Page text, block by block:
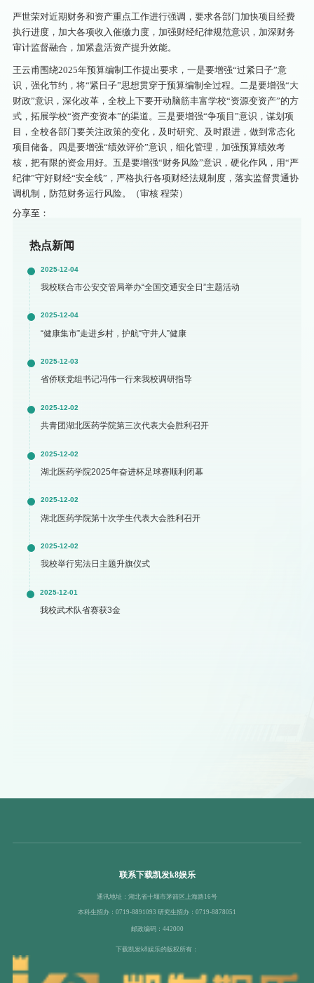
严世荣对近期财务和资产重点工作进行强调，要求各部门加快项目经费
执行进度，加大各项收入催缴力度，加强财经纪律规范意识，加深财务
审计监督融合，加紧盘活资产提升效能。
王云甫围绕2025年预算编制工作提出要求，一是要增强“过紧日子”意
识，强化节约，将“紧日子”思想贯穿于预算编制全过程。二是要增强“大
财政”意识，深化改革，全校上下要开动脑筋丰富学校“资源变资产”的方
式，拓展学校“资产变资本”的渠道。三是要增强“争项目”意识，谋划项
目，全校各部门要关注政策的变化，及时研究、及时跟进，做到常态化
项目储备。四是要增强“绩效评价”意识，细化管理，加强预算绩效考
核，把有限的资金用好。五是要增强“财务风险”意识，硬化作风，用“严
纪律”守好财经“安全线”，严格执行各项财经法规制度，落实监督贯通协
调机制，防范财务运行风险。（审核 程荣）
分享至：
热点新闻
2025-12-04
我校联合市公安交管局举办“全国交通安全日”主题活动
2025-12-04
“健康集市”走进乡村，护航“守井人”健康
2025-12-03
省侨联党组书记冯伟一行来我校调研指导
2025-12-02
共青团湖北医药学院第三次代表大会胜利召开
2025-12-02
湖北医药学院2025年奋进杯足球赛顺利闭幕
2025-12-02
湖北医药学院第十次学生代表大会胜利召开
2025-12-02
我校举行宪法日主题升旗仪式
2025-12-01
我校武术队省赛获3金
联系下载凯发k8娱乐
通讯地址：湖北省十堰市茅箭区上海路16号
本科生招办：0719-8891093 研究生招办：0719-8878051
邮政编码：442000
下载凯发k8娱乐的版权所有：